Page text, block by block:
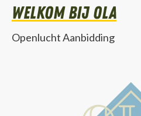
Welkom bij OLA
Openlucht Aanbidding